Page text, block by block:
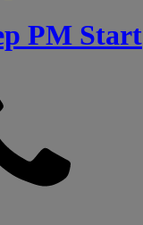
PM Start